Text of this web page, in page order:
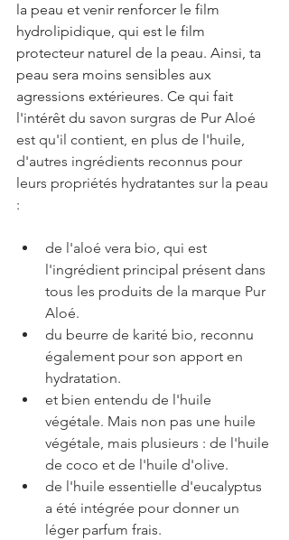
la peau et venir renforcer le film
hydrolipidique, qui est le film
protecteur naturel de la peau. Ainsi, ta
peau sera moins sensibles aux
agressions extérieures. Ce qui fait
l'intérêt du savon surgras de Pur Aloé
est qu'il contient, en plus de l'huile,
d'autres ingrédients reconnus pour
leurs propriétés hydratantes sur la peau
:
de l'aloé vera bio, qui est
l'ingrédient principal présent dans
tous les produits de la marque Pur
Aloé.
du beurre de karité bio, reconnu
également pour son apport en
hydratation.
et bien entendu de l'huile
végétale. Mais non pas une huile
végétale, mais plusieurs : de l'huile
de coco et de l'huile d'olive.
de l'huile essentielle d'eucalyptus
a été intégrée pour donner un
léger parfum frais.